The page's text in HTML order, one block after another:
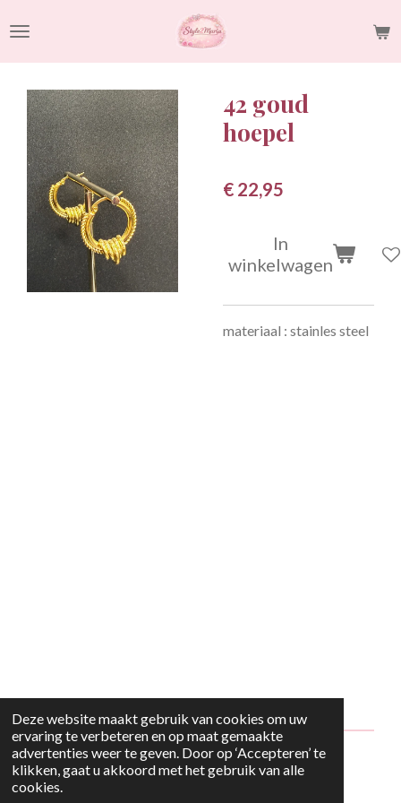
Deze website maakt gebruik van cookies om uw
ervaring te verbeteren en op maat gemaakte
advertenties weer te geven. Door op ‘Accepteren’ te
klikken, gaat u akkoord met het gebruik van alle
cookies.
direct
naar
hoofdinhoud
42 goud
hoepel
€ 22,95
In
winkelwagen
materiaal : stainles steel
© 2024 - 2026 Style2Maria
Powered by